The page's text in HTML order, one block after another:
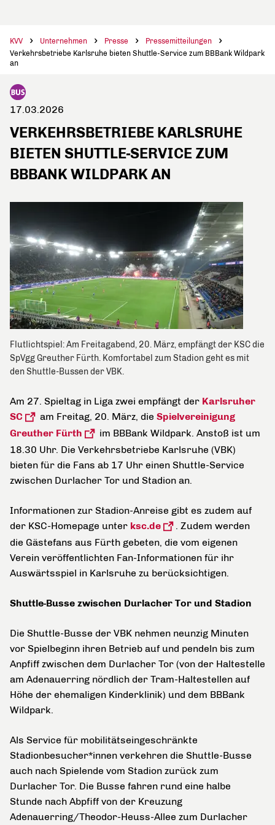
KVV Unternehmen Presse
Pressemitteilungen
Verkehrsbetriebe Karlsruhe bieten Shuttle-Service zum BBBank Wildpark
an
17.03.2026
VERKEHRSBETRIEBE KARLSRUHE
BIETEN SHUTTLE-SERVICE ZUM
BBBANK WILDPARK AN
Flutlichtspiel: Am Freitagabend, 20. März, empfängt der KSC die
SpVgg Greuther Fürth. Komfortabel zum Stadion geht es mit
den Shuttle-Bussen der VBK.
Am 27. Spieltag in Liga zwei empfängt der Karlsruher
SC
am Freitag, 20. März, die Spielvereinigung
Greuther Fürth
im BBBank Wildpark. Anstoß ist um
18.30 Uhr. Die Verkehrsbetriebe Karlsruhe (VBK)
bieten für die Fans ab 17 Uhr einen Shuttle-Service
zwischen Durlacher Tor und Stadion an.
Informationen zur Stadion-Anreise gibt es zudem auf
der KSC-Homepage unter ksc.de
. Zudem werden
die Gästefans aus Fürth gebeten, die vom eigenen
Verein veröffentlichten Fan-Informationen für ihr
Auswärtsspiel in Karlsruhe zu berücksichtigen.
Shuttle-Busse zwischen Durlacher Tor und Stadion
Die Shuttle-Busse der VBK nehmen neunzig Minuten
vor Spielbeginn ihren Betrieb auf und pendeln bis zum
Anpfiff zwischen dem Durlacher Tor (von der Haltestelle
am Adenauerring nördlich der Tram-Haltestellen auf
Höhe der ehemaligen Kinderklinik) und dem BBBank
Wildpark.
Als Service für mobilitätseingeschränkte
Stadionbesucher*innen verkehren die Shuttle-Busse
auch nach Spielende vom Stadion zurück zum
Durlacher Tor. Die Busse fahren rund eine halbe
Stunde nach Abpfiff von der Kreuzung
Adenauerring/Theodor-Heuss-Allee zum Durlacher